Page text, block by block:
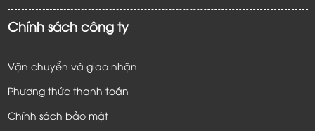
Chính sách công ty
Vận chuyển và giao nhận
Phương thức thanh toán
Chính sách bảo mật